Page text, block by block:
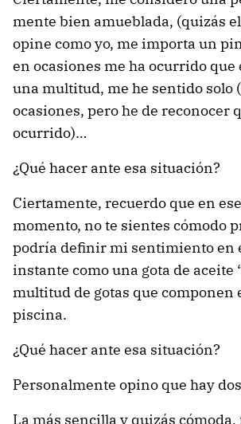
mente bien amueblada, (quizás
opine como yo, me importa un
en ocasiones me ha ocurrido que
una multitud, me he sentido solo
ocasiones, pero he de reconocer
ocurrido)…
¿Qué hacer ante esa situación?
Ciertamente, recuerdo que en
momento, no te sientes cómodo
podría definir mi sentimiento en
instante como una gota de aceite
multitud de gotas que componen
piscina.
¿Qué hacer ante esa situación?
Personalmente opino que hay
La más sencilla y quizás